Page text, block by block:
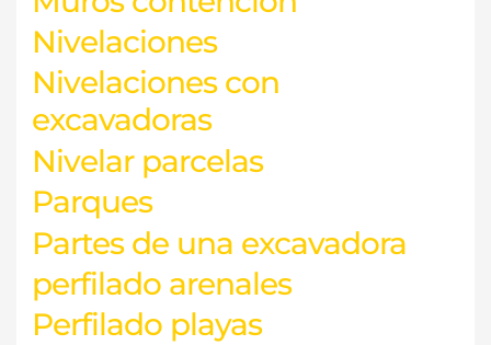
Nivelaciones
Nivelaciones con
excavadoras
Nivelar parcelas
Parques
Partes de una excavadora
perfilado arenales
Perfilado playas